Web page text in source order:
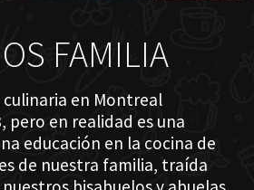
FAMILIA
en Montreal
pero en realidad es una
educación en la cocina de
de nuestra familia, traída